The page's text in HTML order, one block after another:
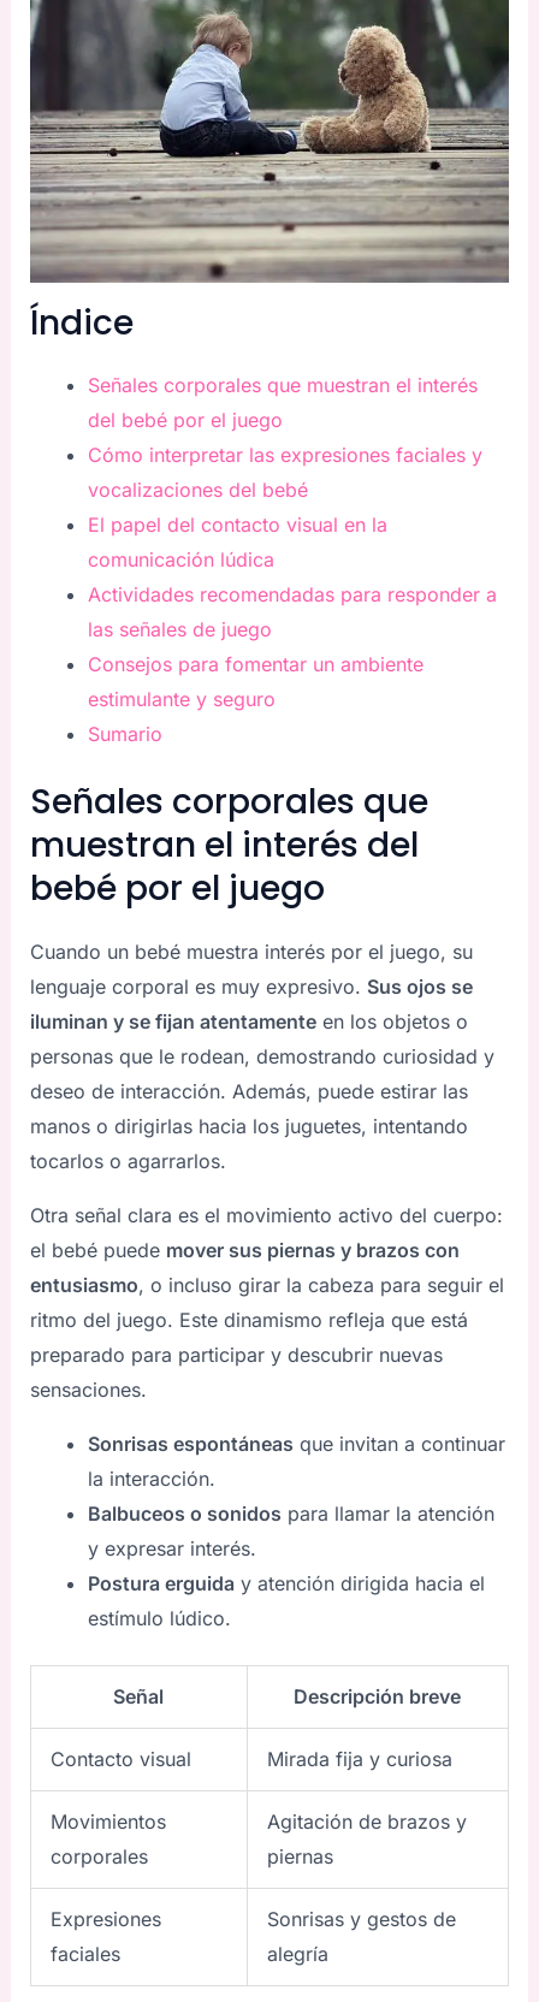
Índice
Señales corporales que muestran el interés
del bebé por el juego
Cómo interpretar las expresiones faciales y
vocalizaciones del bebé
El papel del contacto visual en la
comunicación lúdica
Actividades recomendadas para responder a
las señales de juego
Consejos para fomentar un ambiente
estimulante y seguro
Sumario
Señales corporales que
muestran el interés del
bebé por el juego
Cuando un bebé muestra interés por el juego, su
lenguaje corporal es muy expresivo. Sus ojos se
iluminan y se fijan atentamenteen los objetos o
personas que le rodean, demostrando curiosidad y
deseo de interacción. Además, puede estirar las
manos o dirigirlas hacia los juguetes, intentando
tocarlos o agarrarlos.
Otra señal clara es el movimiento activo del cuerpo:
el bebé puede mover sus piernas y brazos con
entusiasmo, o incluso girar la cabeza para seguir el
ritmo del juego. Este dinamismo refleja que está
preparado para participar y descubrir nuevas
sensaciones.
Sonrisas espontáneas que invitan a continuar
la interacción.
Balbuceos o sonidos para llamar la atención
y expresar interés.
Postura erguida y atención dirigida hacia el
estímulo lúdico.
Señal Descripción breve
Contacto visual Mirada fija y curiosa
Movimientos
corporales
Agitación de brazos y
piernas
Expresiones
faciales
Sonrisas y gestos de
alegría